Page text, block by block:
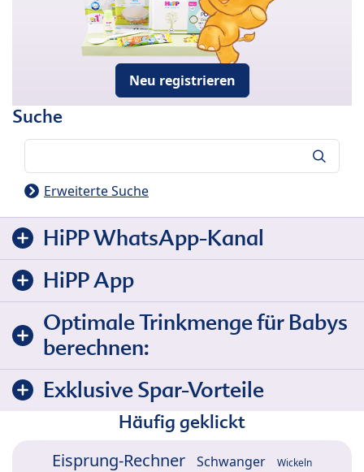
Neu registrieren
Suche
Erweiterte Suche
HiPP WhatsApp-Kanal
HiPP App
Optimale Trinkmenge für Babys
berechnen:
Exklusive Spar-Vorteile
Häufig geklickt
Eisprung-Rechner Schwanger Wickeln